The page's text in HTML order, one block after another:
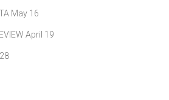
May 16
April 19